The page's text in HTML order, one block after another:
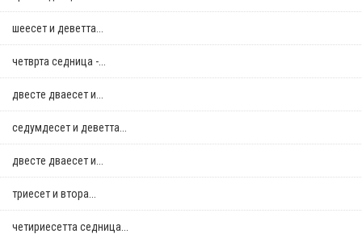
шеесет и деветта...
четврта седница -...
двестe дваесет и...
седумдесет и деветта...
двестe дваесет и...
триесет и втора...
четириесетта седница...